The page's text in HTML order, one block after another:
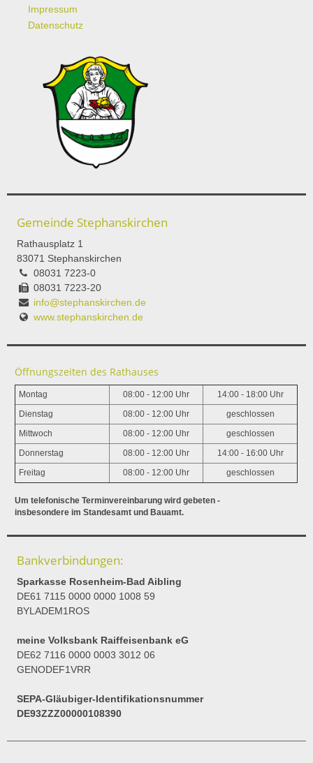
Impressum
Datenschutz
Gemeinde Stephanskirchen
Rathausplatz 1
83071 Stephanskirchen
08031 7223-0
08031 7223-20
info@stephanskirchen.de
www.stephanskirchen.de
Öffnungszeiten des Rathauses
Montag 08:00 - 12:00 Uhr 14:00 - 18:00 Uhr
Dienstag 08:00 - 12:00 Uhr geschlossen
Mittwoch 08:00 - 12:00 Uhr geschlossen
Donnerstag 08:00 - 12:00 Uhr 14:00 - 16:00 Uhr
Freitag 08:00 - 12:00 Uhr geschlossen
Um telefonische Terminvereinbarung wird gebeten -
insbesondere im Standesamt und Bauamt.
Bankverbindungen:
Sparkasse Rosenheim-Bad Aibling
DE61 7115 0000 0000 1008 59
BYLADEM1ROS
meine Volksbank Raiffeisenbank eG
DE62 7116 0000 0003 3012 06
GENODEF1VRR
SEPA-Gläubiger-Identifikationsnummer
DE93ZZZ00000108390